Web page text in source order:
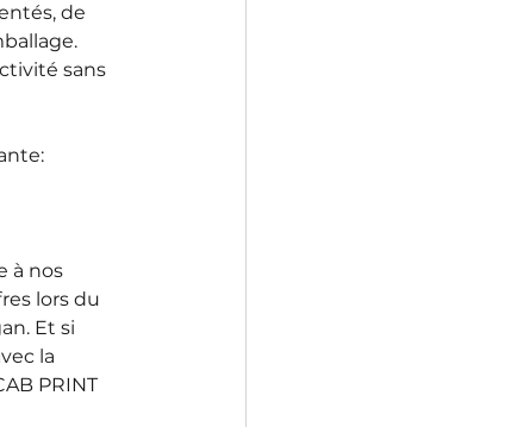
de
sans
à nos
lors du
Et si
la
PRINT